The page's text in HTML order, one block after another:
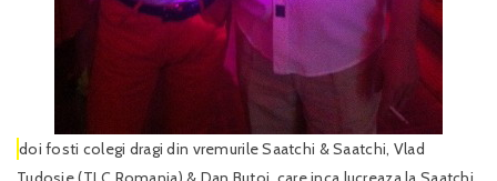
doi fosti colegi dragi din vremurile Saatchi & Saatchi, Vlad